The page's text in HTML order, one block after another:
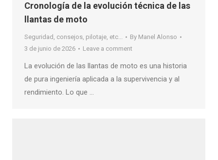
Cronología de la evolución técnica de las
llantas de moto
Seguridad, consejos, pilotaje, etc... By Manel Alonso
3 de junio de 2026
Leave a comment
La evolución de las llantas de moto es una historia
de pura ingeniería aplicada a la supervivencia y al
rendimiento. Lo que …